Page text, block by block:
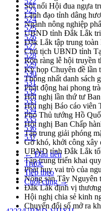
Sôi nổi Hội đua ngựa
Lãnh đạo tỉnh dâng
Ngành nông nghiệp
UBND tỉnh Đắk Lắk
Đắk Lắk tập trung toàn
Chủ tịch UBND tỉnh
Rộn ràng lễ hội truyền
Kỳ họp Chuyên đề lần
Thống nhất danh
Phát động hai phong
Hội nghị lần thứ tư
Hội nghị Báo cáo viên
Phó Thủ tướng Hồ
Hội nghị Ban Chấp
Tập trung giải phóng
Gỡ khó, khởi công xây
UBND tỉnh Đắk Lắk
Tập trung triển khai
Phát huy vai trò của
Nông sản Tây Nguyên
Đắk Lắk định vị
Hội nghị chia sẻ kinh
Chuyển đổi số mở ra
523
524
525
526
527
528
529
530
531
532
533
534
535
536
537
← Đầu tiên
Trước
Tiếp theo
Cuối cùng →